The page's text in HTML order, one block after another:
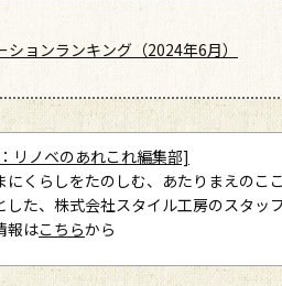
ョンランキング（2024年6月）
リノベのあれこれ編集部]
にくらしをたのしむ、あたりまえのこ
した、株式会社スタイル工房のスタッフ
報はこちらから